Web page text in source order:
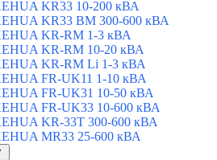
KR33 10-200 кВА
KR33 BM 300-600 кВА
KR-RM 1-3 кВА
KR-RM 10-20 кВА
KR-RM Li 1-3 кВА
FR-UK11 1-10 кВА
FR-UK31 10-50 кВА
FR-UK33 10-600 кВА
KR-33T 300-600 кВА
MR33 25-600 кВА